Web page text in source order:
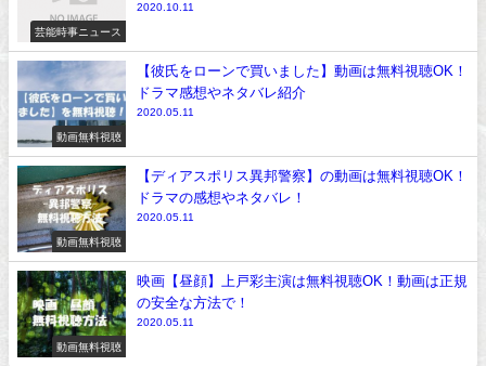
芸能時事ニュース
2020.10.11
動画無料視聴
【彼氏をローンで買いました】動画は無料視聴OK！
ドラマ感想やネタバレ紹介
2020.05.11
動画無料視聴
【ディアスポリス異邦警察】の動画は無料視聴OK！
ドラマの感想やネタバレ！
2020.05.11
動画無料視聴
映画【昼顔】上戸彩主演は無料視聴OK！動画は正規
の安全な方法で！
2020.05.11